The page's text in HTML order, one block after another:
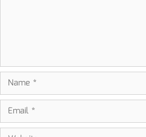
Name
Email
Website